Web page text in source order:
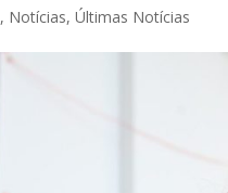
, Notícias,Últimas Notícias